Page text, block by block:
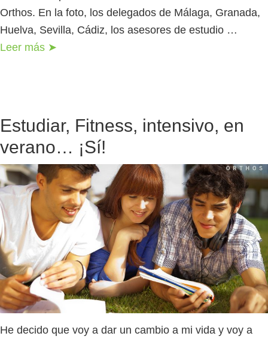
Orthos. En la foto, los delegados de Málaga, Granada,
Huelva, Sevilla, Cádiz, los asesores de estudio …
Leer más ➤
Estudiar, Fitness, intensivo, en
verano… ¡Sí!
He decido que voy a dar un cambio a mi vida y voy a